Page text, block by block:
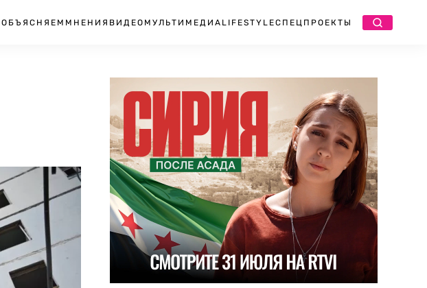
ОБЪЯСНЯЕМ МНЕНИЯ ВИДЕО МУЛЬТИМЕДИА LIFESTYLEСПЕЦПРОЕКТЫ